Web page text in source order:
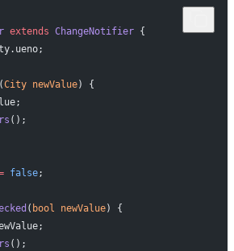
extends ChangeNotifier {
City newValue) {
();
false;
( bool newValue) {
();